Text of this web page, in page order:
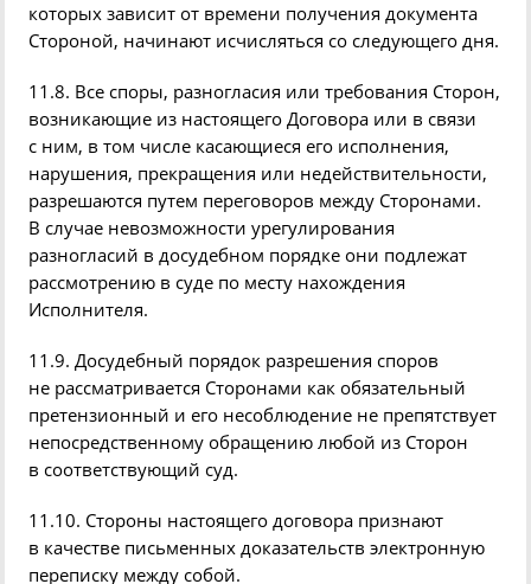
которых зависит от времени получения документа
Стороной, начинают исчисляться со следующего дня.
11.8. Все споры, разногласия или требования Сторон,
возникающие из настоящего Договора или в связи
с ним, в том числе касающиеся его исполнения,
нарушения, прекращения или недействительности,
разрешаются путем переговоров между Сторонами.
В случае невозможности урегулирования
разногласий в досудебном порядке они подлежат
рассмотрению в суде по месту нахождения
Исполнителя.
11.9. Досудебный порядок разрешения споров
не рассматривается Сторонами как обязательный
претензионный и его несоблюдение не препятствует
непосредственному обращению любой из Сторон
в соответствующий суд.
11.10. Стороны настоящего договора признают
в качестве письменных доказательств электронную
переписку между собой.